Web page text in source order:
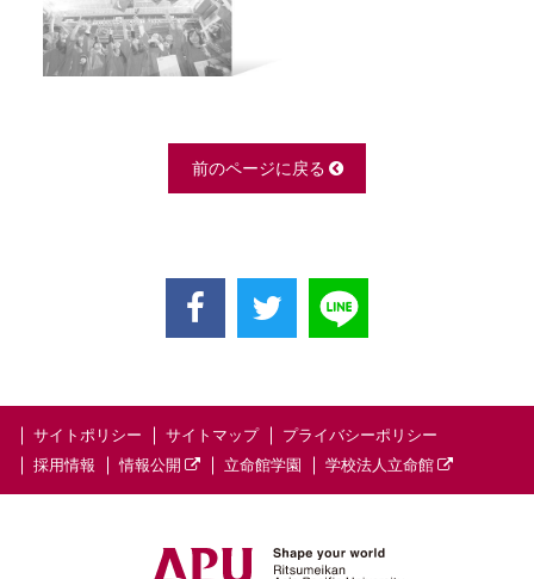
前のページに戻る
サイトポリシー サイトマップ
プライバシーポリシー
採用情報
情報公開 立命館学園 学校法人立命館